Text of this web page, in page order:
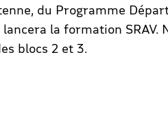
du Programme
la formation SRAV.
blocs 2 et 3.